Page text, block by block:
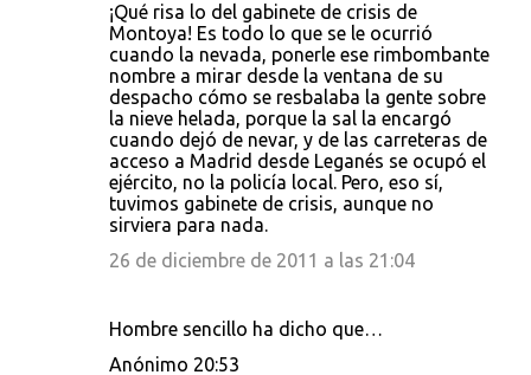
¡Qué risa lo del gabinete de crisis de
Montoya! Es todo lo que se le ocurrió
cuando la nevada, ponerle ese rimbombante
nombre a mirar desde la ventana de su
despacho cómo se resbalaba la gente sobre
la nieve helada, porque la sal la encargó
cuando dejó de nevar, y de las carreteras de
acceso a Madrid desde Leganés se ocupó el
ejército, no la policía local. Pero, eso sí,
tuvimos gabinete de crisis, aunque no
sirviera para nada.
26 de diciembre de 2011 a las 21:04
Hombre sencillo ha dicho que…
Anónimo 20:53